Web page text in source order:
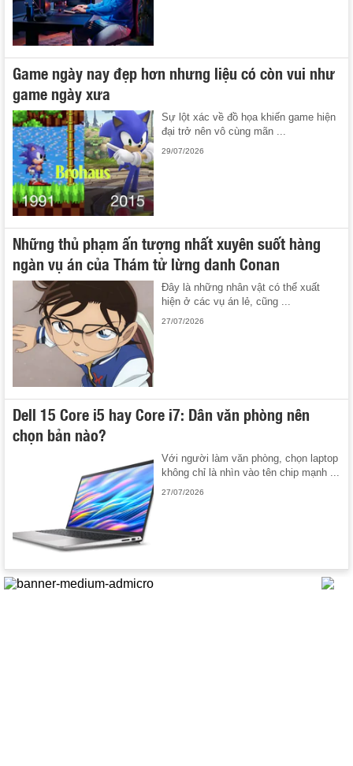
Game ngày nay đẹp hơn nhưng liệu có còn vui như
game ngày xưa
Sự lột xác về đồ họa khiến game hiện
đại trở nên vô cùng mãn ...
29/07/2026
Những thủ phạm ấn tượng nhất xuyên suốt hàng
ngàn vụ án của Thám tử lừng danh Conan
Đây là những nhân vật có thể xuất
hiện ở các vụ án lẻ, cũng ...
27/07/2026
Dell 15 Core i5 hay Core i7: Dân văn phòng nên
chọn bản nào?
Với người làm văn phòng, chọn laptop
không chỉ là nhìn vào tên chip mạnh ...
27/07/2026